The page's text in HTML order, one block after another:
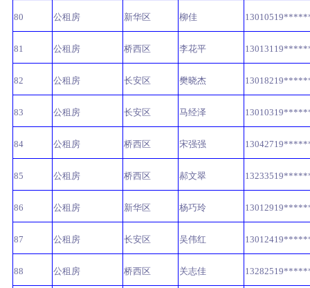
80 公租房 新华区 柳佳
81 公租房 桥西区 李花平
82 公租房 长安区 樊晓杰
83 公租房 长安区 马经泽
84 公租房 桥西区 宋强强
85 公租房 桥西区 郝文翠
86 公租房 新华区 杨巧玲
87 公租房 长安区 吴伟红
88 公租房 桥西区 关志佳